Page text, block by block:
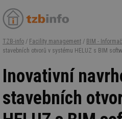
TZB-info / Facility management / BIM -
stavebních otvorů v systému HELUZ s BIM
Inovativní
stavebních